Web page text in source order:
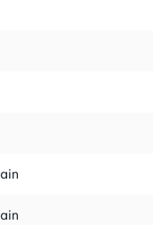
Autre point
légumes plus durs